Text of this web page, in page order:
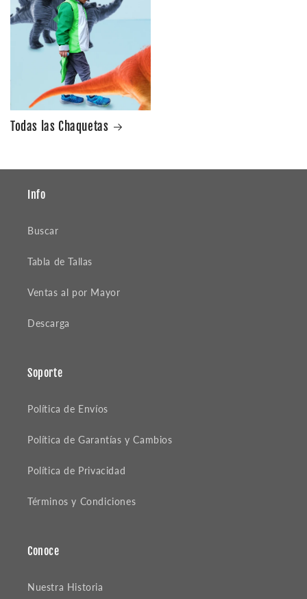
Todas las Chaquetas
Info
Buscar
Tabla de Tallas
Ventas al por Mayor
Descarga
Soporte
Política de Envíos
Política de Garantías y Cambios
Política de Privacidad
Términos y Condiciones
Conoce
Nuestra Historia